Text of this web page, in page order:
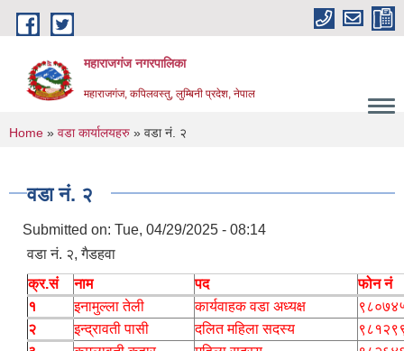
Skip to main content
महाराजगंज नगरपालिका
महाराजगंज, कपिलवस्तु, लुम्बिनी प्रदेश, नेपाल
You are here
Home » वडा कार्यालयहरु » वडा नं. २
वडा नं. २
Submitted on: Tue, 04/29/2025 - 08:14
वडा नं. २, गैडहवा
क्र.सं
नाम पद
फोन नं
१
इनामुल्ला तेली कार्यवाहक वडा अध्यक्ष
२
इन्द्रावती पासी दलित महिला सदस्य